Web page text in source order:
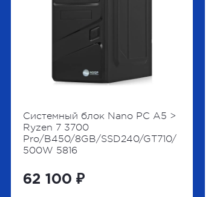
Системный блок Nano PC A5 >
Ryzen 7 3700
Pro/B450/8GB/SSD240/GT710/
500W 5816
62 100 ₽